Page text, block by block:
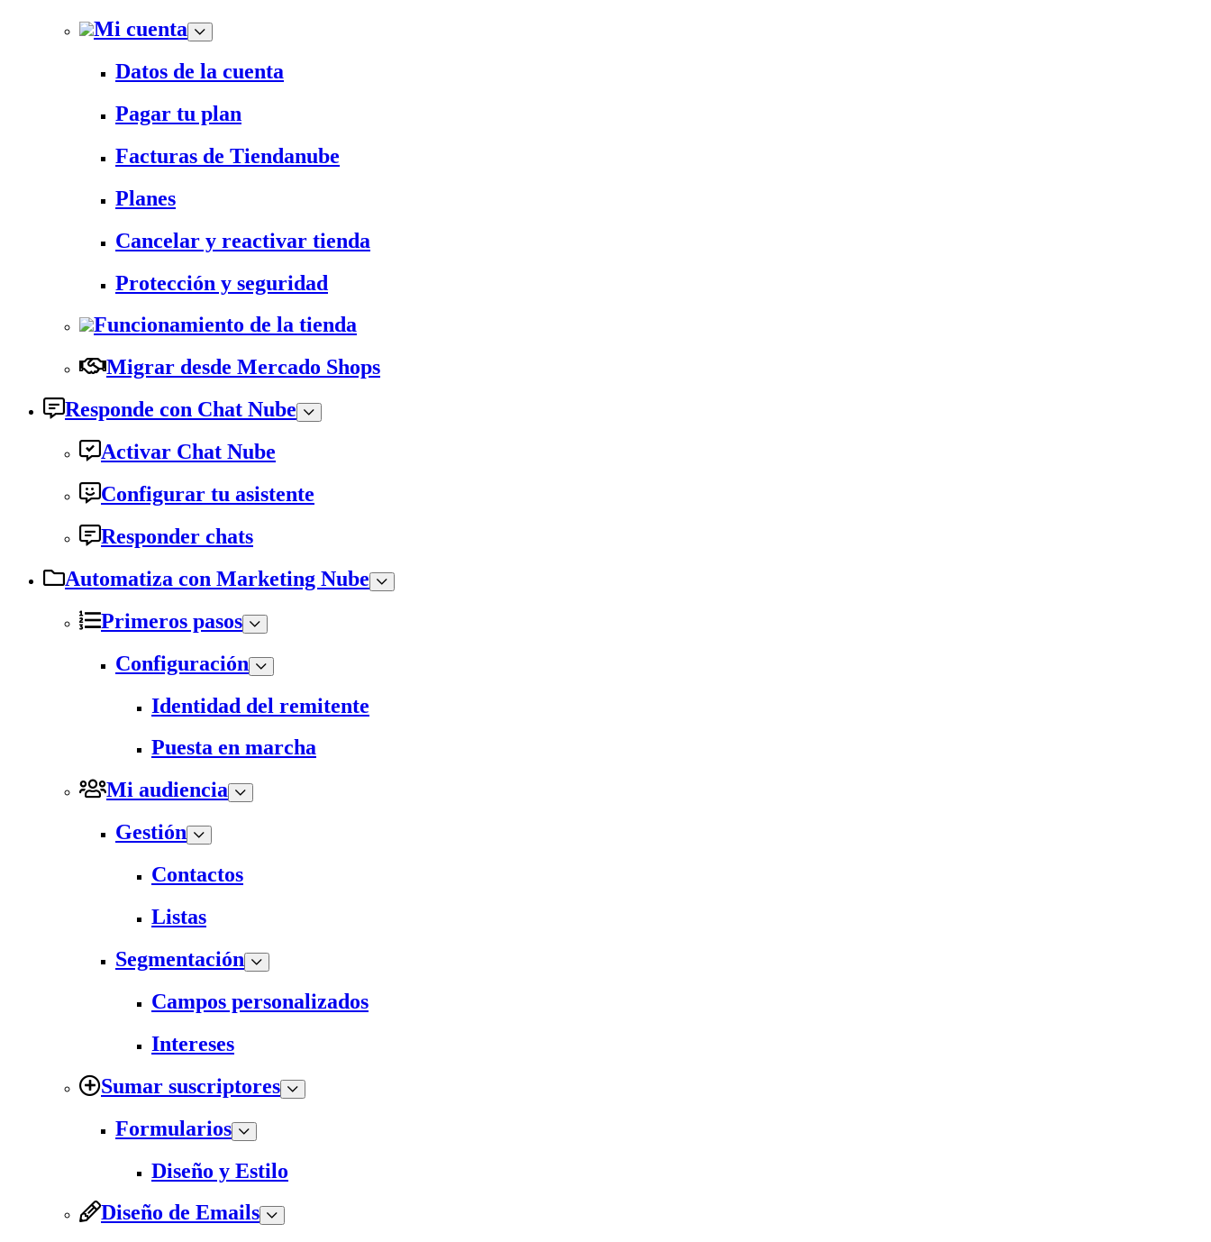
Mi cuenta
Datos de la cuenta
Pagar tu plan
Facturas de Tiendanube
Planes
Cancelar y reactivar tienda
Protección y seguridad
Funcionamiento de la tienda
Migrar desde Mercado Shops
Responde con Chat Nube
Activar Chat Nube
Configurar tu asistente
Responder chats
Automatiza con Marketing Nube
Primeros pasos
Configuración
Identidad del remitente
Puesta en marcha
Mi audiencia
Gestión
Contactos
Listas
Segmentación
Campos personalizados
Intereses
Sumar suscriptores
Formularios
Diseño y Estilo
Diseño de Emails